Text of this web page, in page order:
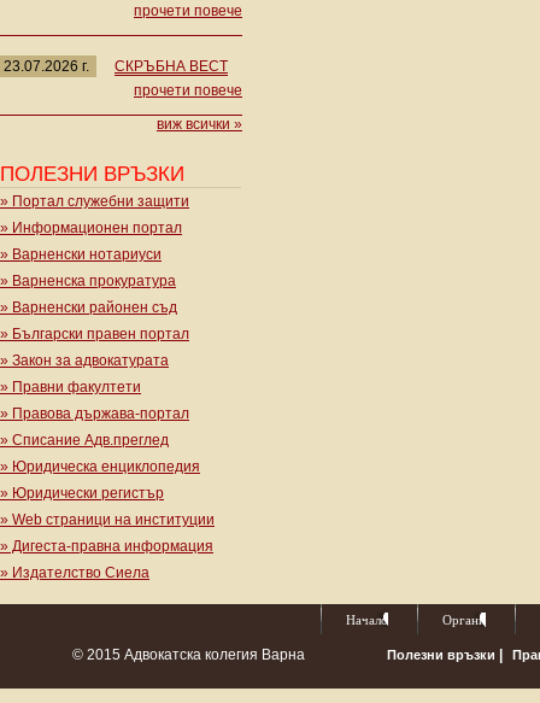
прочети повече
23.07.2026 г.
СКРЪБНА ВЕСТ
прочети повече
виж всички »
ПОЛЕЗНИ ВРЪЗКИ
» Портал служебни защити
» Информационен портал
» Варненски нотариуси
» Варненска прокуратура
» Варненски районен съд
» Български правен портал
» Закон за адвокатурата
» Правни факултети
» Правова държава-портал
» Списание Адв.преглед
» Юридическа енциклопедия
» Юридически регистър
» Web страници на институции
» Дигеста-правна информация
» Издателство Сиела
Начало Органи
© 2015 Адвокатска колегия Варна Полезни връзки